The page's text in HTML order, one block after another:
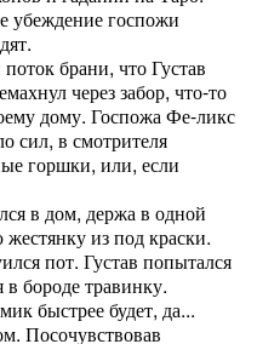
убеждение госпожи
брани, что Густав
через забор, что-то
дому. Госпожа Фе-ликс
сил, в смотрителя
горшки, или, если
в дом, держа в одной
из под краски.
пот. Густав попытался
бороде травинку.
быстрее будет, да...
Посочувствовав